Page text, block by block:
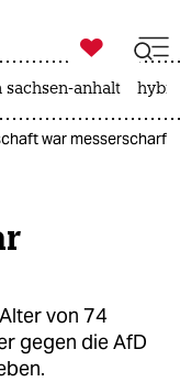

taz zahl ich
anhalt
war messerscharf
von 74
gegen die AfD